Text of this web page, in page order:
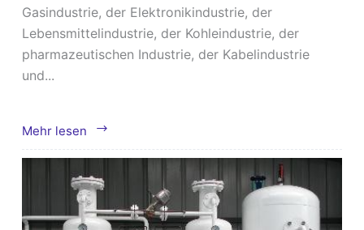
Gasindustrie, der Elektronikindustrie, der
Lebensmittelindustrie, der Kohleindustrie, der
pharmazeutischen Industrie, der Kabelindustrie
und...
Mehr lesen
Was
ist
Hauptanwendung
von